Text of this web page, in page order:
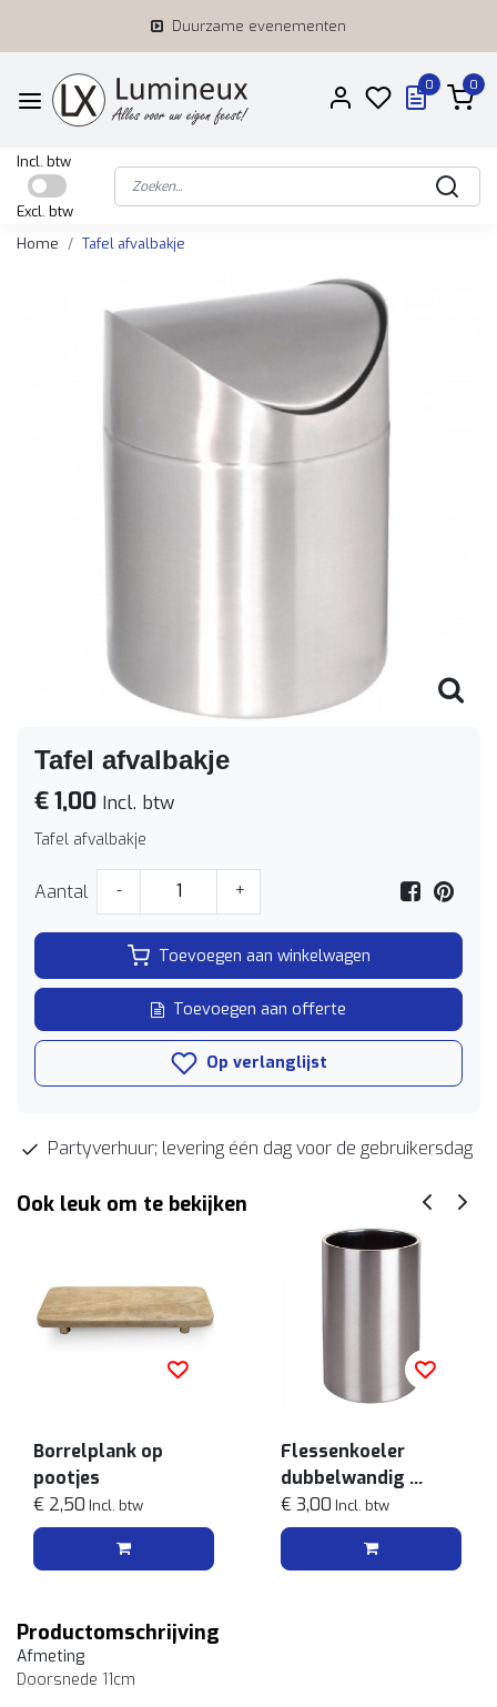
Duurzame evenementen
0 0
Incl. btw
Excl. btw
Home
Tafel afvalbakje
Tafel afvalbakje
€ 1,00 Incl. btw
Tafel afvalbakje
Aantal - +
Toevoegen aan winkelwagen
Toevoegen aan offerte
Op verlanglijst
Partyverhuur; levering één dag voor de gebruikersdag
Ook leuk om te bekijken
Borrelplank op
pootjes
€ 2,50 Incl. btw
Flessenkoeler
dubbelwandig
rvs
€ 3,00 Incl. btw
Productomschrijving
Afmeting
Doorsnede 11cm